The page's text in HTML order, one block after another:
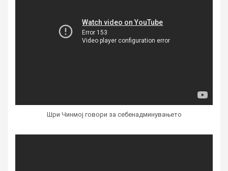
Шри Чинмој говори за себенадминувањето